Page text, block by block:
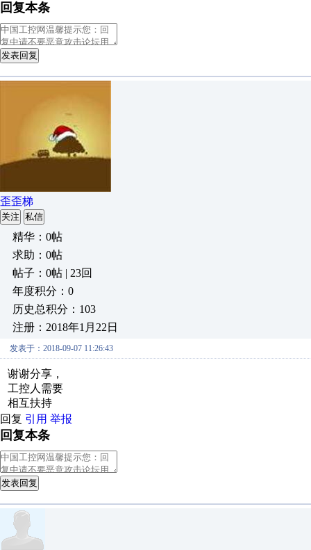
回复本条
发表回复
歪歪梯
关注 私信
精华：0帖
求助：0帖
帖子：0帖 | 23回
年度积分：0
历史总积分：103
注册：2018年1月22日
发表于：2018-09-07 11:26:43
谢谢分享，
工控人需要
相互扶持
回复 引用 举报
回复本条
发表回复